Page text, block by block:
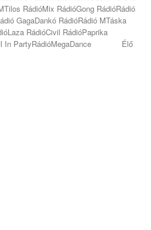
RádióMix RádióGong RádióRádió
GagaDankó RádióRádió MTáska
RádióCivil RádióPaprika
In PartyRádióMegaDance Élő